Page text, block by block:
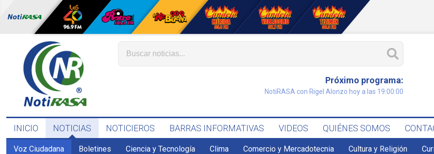
Próximo programa:
NotiRASA con Rigel Alonzo hoy a las 19:00:00
INICIO NOTICIAS NOTICIEROS BARRAS INFORMATIVAS VIDEOS QUIÉNES SOMOS
Voz Ciudadana Boletines Ciencia y Tecnología Clima Comercio y Mercadotecnia Cultura y Religión